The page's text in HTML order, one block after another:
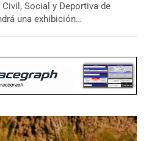
Social y Deportiva de
una exhibición…